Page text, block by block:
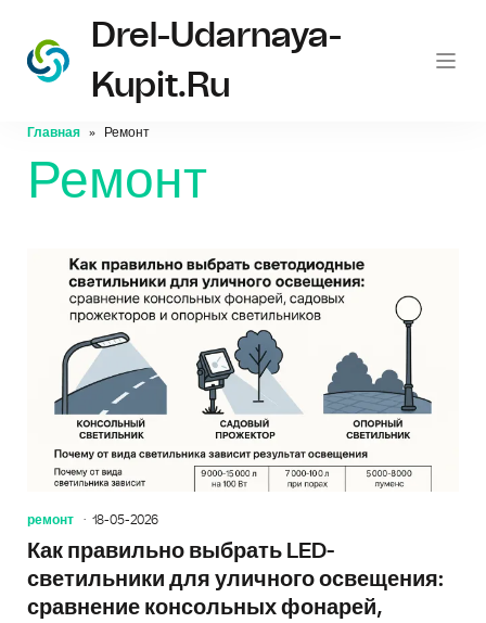
Drel-Udarnaya-
Kupit.ru
Главная Ремонт
Ремонт
ремонт 18-05-2026
Как правильно выбрать LED-
светильники для уличного освещения:
сравнение консольных фонарей,